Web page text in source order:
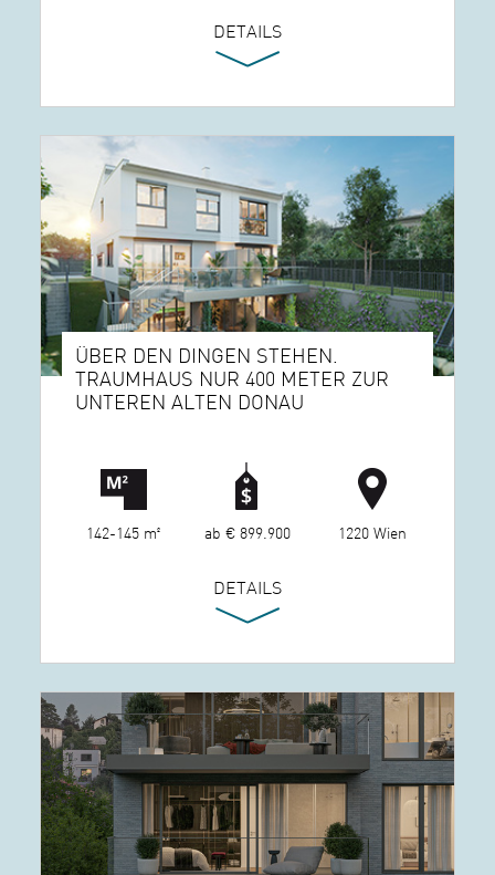
DETAILS
ÜBER DEN DINGEN STEHEN.
TRAUMHAUS NUR 400 METER ZUR
UNTEREN ALTEN DONAU
142-145 m² ab € 899.900 1220 Wien
DETAILS